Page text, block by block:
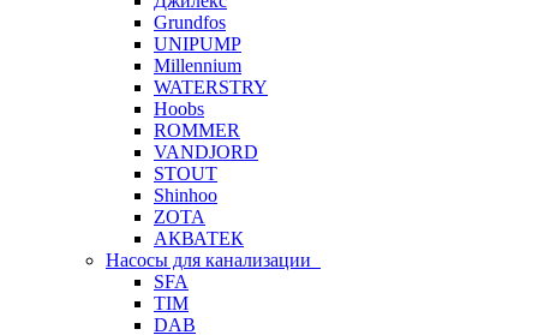
Grundfos
UNIPUMP
Millennium
WATERSTRY
Hoobs
ROMMER
VANDJORD
STOUT
Shinhoo
ZOTA
АКВАТЕК
Насосы для канализации
SFA
TIM
DAB